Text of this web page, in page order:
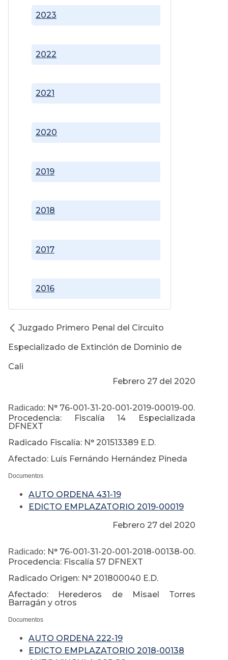
2016
2017
2018
2019
2020
2021
2022
2023
Juzgado Primero Penal del Circuito
Especializado de Extinción de Dominio de
Cali
Febrero 27 del 2020
Radicado: N° 76-001-31-20-001-2019-00019-00.
Procedencia: Fiscalía 14 Especializada
DFNEXT
Radicado Fiscalía: N° 201513389 E.D.
Afectado: Luís Fernándo Hernández Pineda
Documentos
AUTO ORDENA 431-19
EDICTO EMPLAZATORIO 2019-00019
Febrero 27 del 2020
Radicado: N° 76-001-31-20-001-2018-00138-00.
Procedencia: Fiscalía 57 DFNEXT
Radicado Origen: N° 201800040 E.D.
Afectado: Herederos de Misael Torres
Barragán y otros
Documentos
AUTO ORDENA 222-19
EDICTO EMPLAZATORIO 2018-00138